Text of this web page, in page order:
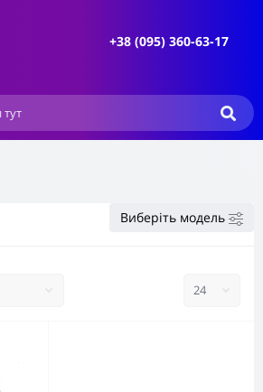
+38 (095) 360-63-17
Виберіть модель